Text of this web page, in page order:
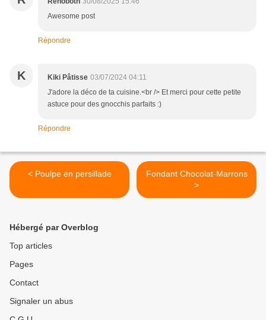
Awesome post
Répondre
K Kiki Pâtisse 03/07/2024 04:11
J'adore la déco de ta cuisine.<br /> Et merci pour cette petite
astuce pour des gnocchis parfaits :)
Répondre
< Poulpe en persillade
Fondant Chocolat-Marrons
>
Hébergé par Overblog
Top articles
Pages
Contact
Signaler un abus